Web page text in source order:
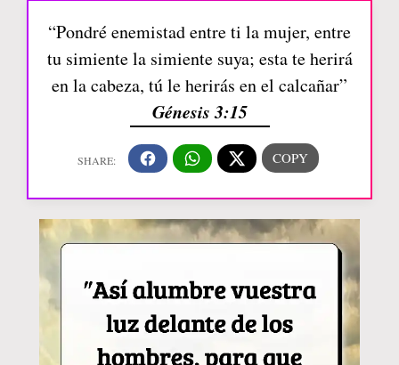
“Pondré enemistad entre ti la mujer, entre
tu simiente la simiente suya; esta te herirá
en la cabeza, tú le herirás en el calcañar”
Génesis 3:15